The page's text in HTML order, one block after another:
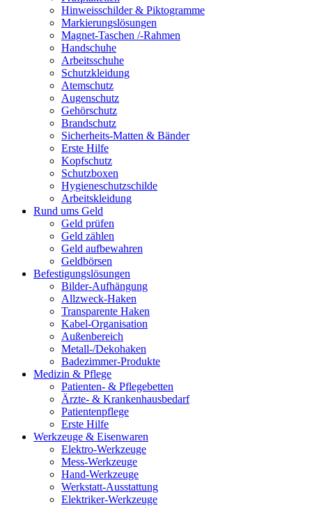
Hinweisschilder & Piktogramme
Markierungslösungen
Magnet-Taschen /-Rahmen
Handschuhe
Arbeitsschuhe
Schutzkleidung
Atemschutz
Augenschutz
Gehörschutz
Brandschutz
Sicherheits-Matten & Bänder
Erste Hilfe
Kopfschutz
Schutzboxen
Hygieneschutzschilde
Arbeitskleidung
Rund ums Geld
Geld prüfen
Geld zählen
Geld aufbewahren
Geldbörsen
Befestigungslösungen
Bilder-Aufhängung
Allzweck-Haken
Transparente Haken
Kabel-Organisation
Außenbereich
Metall-/Dekohaken
Badezimmer-Produkte
Medizin & Pflege
Patienten- & Pflegebetten
Ärzte- & Krankenhausbedarf
Patientenpflege
Erste Hilfe
Werkzeuge & Eisenwaren
Elektro-Werkzeuge
Mess-Werkzeuge
Hand-Werkzeuge
Werkstatt-Ausstattung
Elektriker-Werkzeuge